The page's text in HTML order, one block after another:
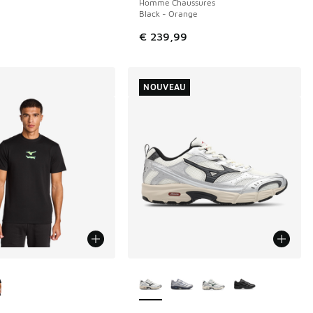
Homme Chaussures
Black - Orange
€ 239,99
NOUVEAU